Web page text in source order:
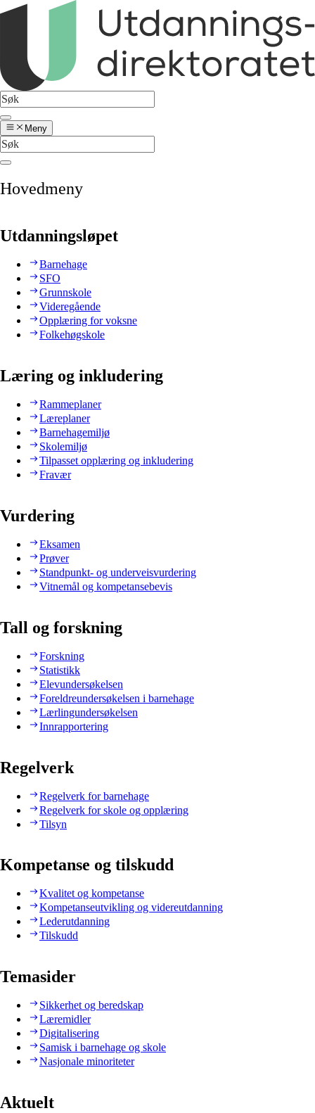
Meny
Hovedmeny
Utdanningsløpet
Barnehage
SFO
Grunnskole
Videregående
Opplæring for voksne
Folkehøgskole
Læring og inkludering
Rammeplaner
Læreplaner
Barnehagemiljø
Skolemiljø
Tilpasset opplæring og inkludering
Fravær
Vurdering
Eksamen
Prøver
Standpunkt- og underveisvurdering
Vitnemål og kompetansebevis
Tall og forskning
Forskning
Statistikk
Elevundersøkelsen
Foreldreundersøkelsen i barnehage
Lærlingundersøkelsen
Innrapportering
Regelverk
Regelverk for barnehage
Regelverk for skole og opplæring
Tilsyn
Kompetanse og tilskudd
Kvalitet og kompetanse
Kompetanseutvikling og videreutdanning
Lederutdanning
Tilskudd
Temasider
Sikkerhet og beredskap
Læremidler
Digitalisering
Samisk i barnehage og skole
Nasjonale minoriteter
Aktuelt